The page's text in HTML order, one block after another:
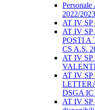
2022/
AT IV SP
AT IV
POSTI A
CS A.S.
AT IV
AT IV SP
DSGA
AT IV SP